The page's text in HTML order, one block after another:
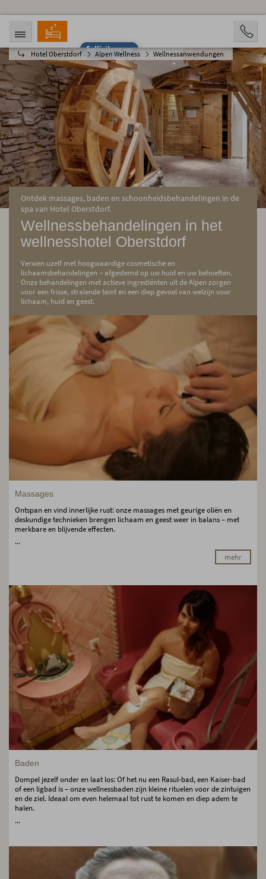
Solliciteer nu
Hotel Oberstdorf Alpen Wellness Wellnessanwendungen
AANKOMST
09.08.2026
VERTREK
14.08.2026
OPVARENDEN
2 Personen
BOOKING
Ontdek massages, baden en schoonheidsbehandelingen in de
spa van Hotel Oberstdorf.
Wellnessbehandelingen in het
wellnesshotel Oberstdorf
Verwen uzelf met hoogwaardige cosmetische en
lichaamsbehandelingen – afgestemd op uw huid en uw behoeften.
Onze behandelingen met actieve ingrediënten uit de Alpen zorgen
voor een frisse, stralende teint en een diep gevoel van welzijn voor
lichaam, huid en geest.
Massages
Ontspan en vind innerlijke rust: onze massages met geurige oliën en
deskundige technieken brengen lichaam en geest weer in balans – met
merkbare en blijvende effecten.
...
mehr
Baden
Dompel jezelf onder en laat los: Of het nu een Rasul-bad, een Kaiser-bad
of een ligbad is – onze wellnessbaden zijn kleine rituelen voor de zintuigen
en de ziel. Ideaal om even helemaal tot rust te komen en diep adem te
halen.
...